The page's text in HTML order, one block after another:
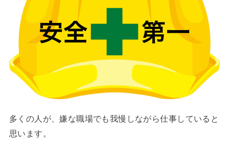
多くの人が、嫌な職場でも我慢しながら仕事していると
思います。